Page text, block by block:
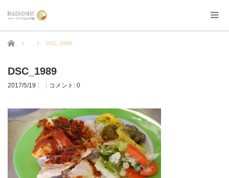
ホーム DSC_1989
DSC_1989
2017/5/19 コメント: 0